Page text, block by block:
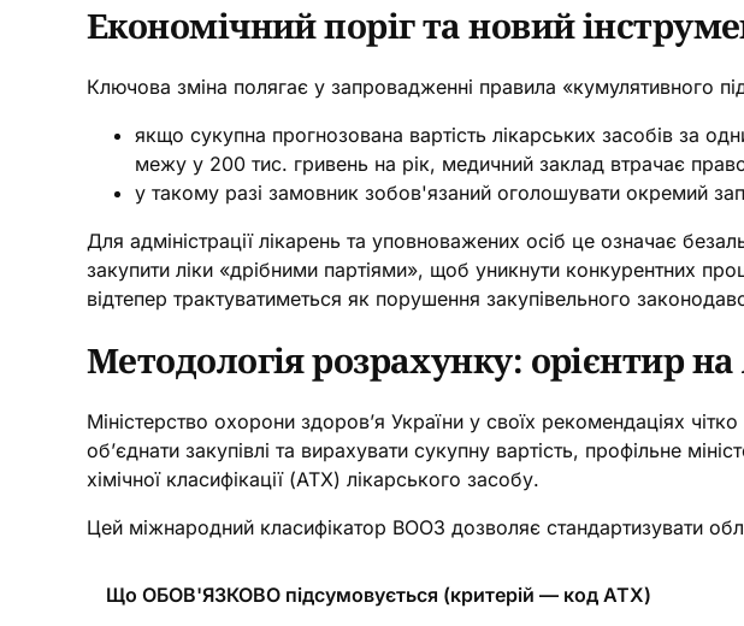
Економічний поріг та новий
Ключова зміна полягає у запровадженні правила «кумулятивного
якщо сукупна прогнозована вартість лікарських засобів
межу у 200 тис. гривень на рік, медичний заклад втрачає
у такому разі замовник зобов'язаний оголошувати окремий
Для адміністрації лікарень та уповноважених осіб це означає
закупити ліки «дрібними партіями», щоб уникнути конкурентних
відтепер трактуватиметься як порушення закупівельного
Методологія розрахунку: орієнтир
Міністерство охорони здоров’я України у своїх рекомендаціях
об’єднати закупівлі та вирахувати сукупну вартість, профільне
хімічної класифікації (АТХ) лікарського засобу.
Цей міжнародний класифікатор ВООЗ дозволяє стандартизувати
Що ОБОВ'ЯЗКОВО підсумовується (критерій — код АТХ)